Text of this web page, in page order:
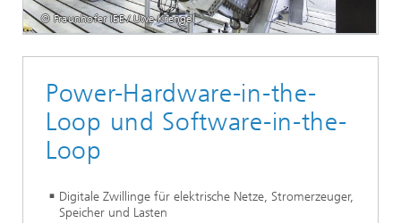
© Fraunhofer IEE / Uwe Krengel
Power-Hardware-in-the-
Loop und Software-in-the-
Loop
Digitale Zwillinge für elektrische Netze, Stromerzeuger,
Speicher und Lasten